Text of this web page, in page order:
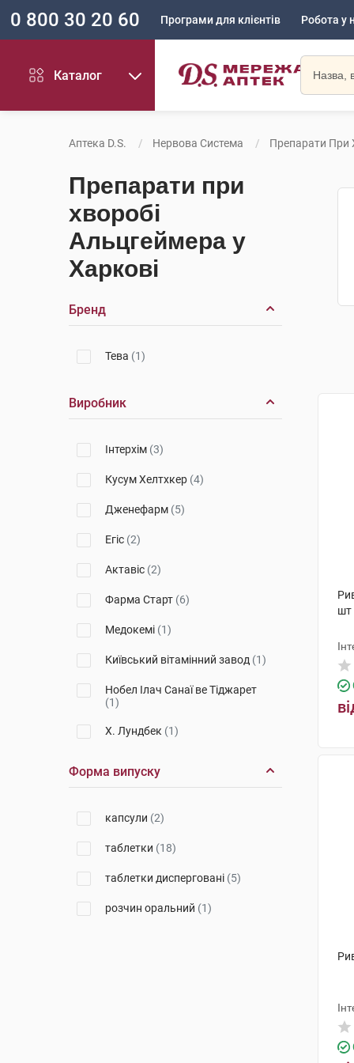
0 800 30 20 60 Програми для клієнтів Робота у
Каталог
Аптека D.S. Нервова Система Препарати При
Препарати при
хворобі
Альцгеймера у
Харкові
Бренд
Тева (1)
Виробник
Інтерхім (3)
Кусум Хелтхкер (4)
Дженефарм (5)
Егіс (2)
Актавіс (2)
Фарма Старт (6)
Медокемі (1)
Київський вітамінний завод (1)
Нобел Ілач Санаї ве Тіджарет
(1)
Х. Лундбек (1)
Форма випуску
капсули (2)
таблетки (18)
таблетки дисперговані (5)
розчин оральний (1)
шт